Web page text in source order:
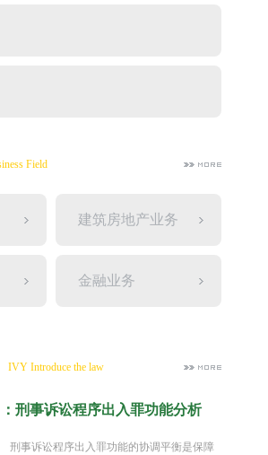
Field
建筑房地产业务
金融业务
IVY Introduce the law
刑事诉讼程序出入罪功能分析
刑事诉讼程序出入罪功能的协调平衡是保障